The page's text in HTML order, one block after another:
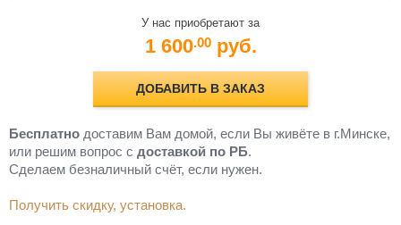
У нас приобретают за
1 600.00 руб.
ДОБАВИТЬ В ЗАКАЗ
Бесплатно доставим Вам домой, если Вы живёте в г.Минске,
или решим вопрос с доставкой по РБ.
Cделаем безналичный счёт, если нужен.
Получить скидку, установка.